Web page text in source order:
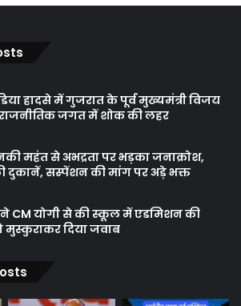
हादसे में गुजरात के पूर्व मुख्यमंत्री विजय
जगत में शोक की लहर
महंत से अभद्रता पर भड़का जनाक्रोश,
दुकानें, सस्पेंशन की मांग पर अड़े भक्त
ने CM योगी से की स्कूल में एडमिशन की
मुस्कुराकर दिया जवाब